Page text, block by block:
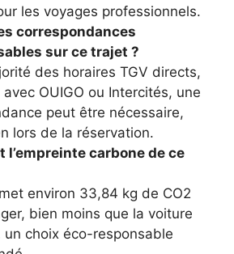
les voyages professionnels.
correspondances
sur ce trajet ?
des horaires TGV directs,
OUIGO ou Intercités, une
peut être nécessaire,
lors de la réservation.
l’empreinte carbone de ce
environ 33,84 kg de CO2
bien moins que la voiture
un choix éco-responsable